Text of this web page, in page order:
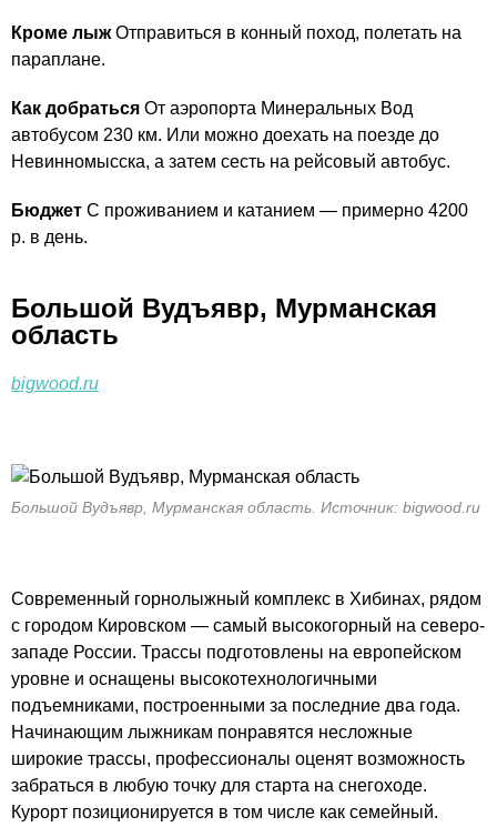
Кроме лыжОтправиться в конный поход, полетать на
параплане.
Как добраться От аэропорта Минеральных Вод
автобусом 230 км. Или можно доехать на поезде до
Невинномысска, а затем сесть на рейсовый автобус.
Бюджет С проживанием и катанием — примерно 4200
р. в день.
Большой Вудъявр, Мурманская
область
bigwood.ru
Большой Вудъявр, Мурманская область. Источник: bigwood.ru
Современный горнолыжный комплекс в Хибинах, рядом
с городом Кировском — самый высокогорный на северо-
западе России. Трассы подготовлены на европейском
уровне и оснащены высокотехнологичными
подъемниками, построенными за последние два года.
Начинающим лыжникам понравятся несложные
широкие трассы, профессионалы оценят возможность
забраться в любую точку для старта на снегоходе.
Курорт позиционируется в том числе как семейный.